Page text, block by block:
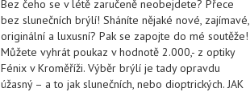
Bez čeho se v létě zaručeně neobejdete? Přece
bez slunečních brýlí! Sháníte nějaké nové, zajímavé,
originální a luxusní? Pak se zapojte do mé soutěže!
Můžete vyhrát poukaz v hodnotě 2.000,- z optiky
Fénix v Kroměříži. Výběr brýlí je tady opravdu
úžasný – a to jak slunečních, nebo dioptrických. JAK